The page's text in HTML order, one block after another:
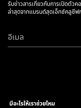
รับข่าวสารเกี่ยวกับการเปิดตัว
ล่าสุดจากแบรนด์สุดเอ็กซ์คลูซีฟ
อีเมล
มีอะไรให้เราช่วยไหม